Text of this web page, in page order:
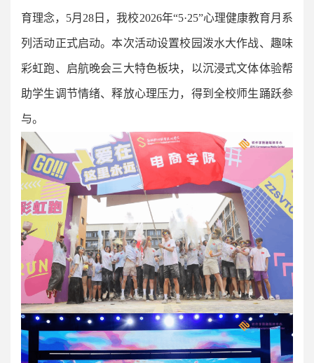
育理念，5月28日，我校2026年“5·25”心理健康教育月系
列活动正式启动。本次活动设置校园泼水大作战、趣味
彩虹跑、启航晚会三大特色板块，以沉浸式文体体验帮
助学生调节情绪、释放心理压力，得到全校师生踊跃参
与。